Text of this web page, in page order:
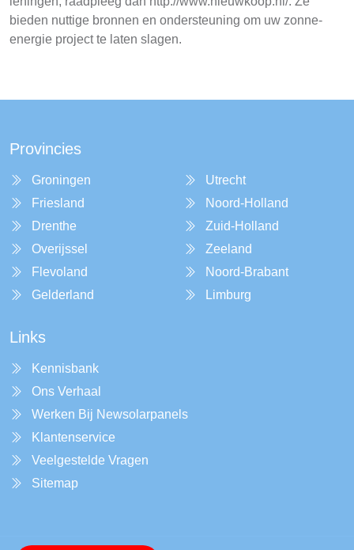
bieden nuttige bronnen en ondersteuning om uw zonne-
energie project te laten slagen.
Provincies
Groningen
Friesland
Drenthe
Overijssel
Flevoland
Gelderland
Utrecht
Noord-Holland
Zuid-Holland
Zeeland
Noord-Brabant
Limburg
Links
Kennisbank
Ons Verhaal
Werken Bij Newsolarpanels
Klantenservice
Veelgestelde Vragen
Sitemap